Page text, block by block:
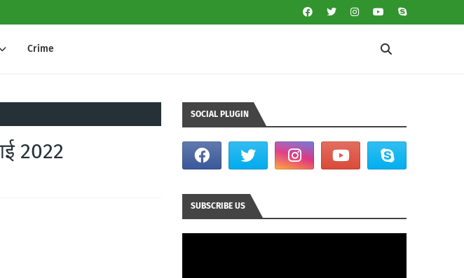
Crime
2022
SOCIAL PLUGIN
SUBSCRIBE US